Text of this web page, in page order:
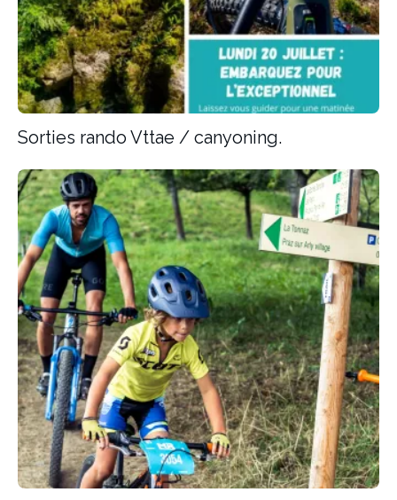
Sorties rando Vttae / canyoning.